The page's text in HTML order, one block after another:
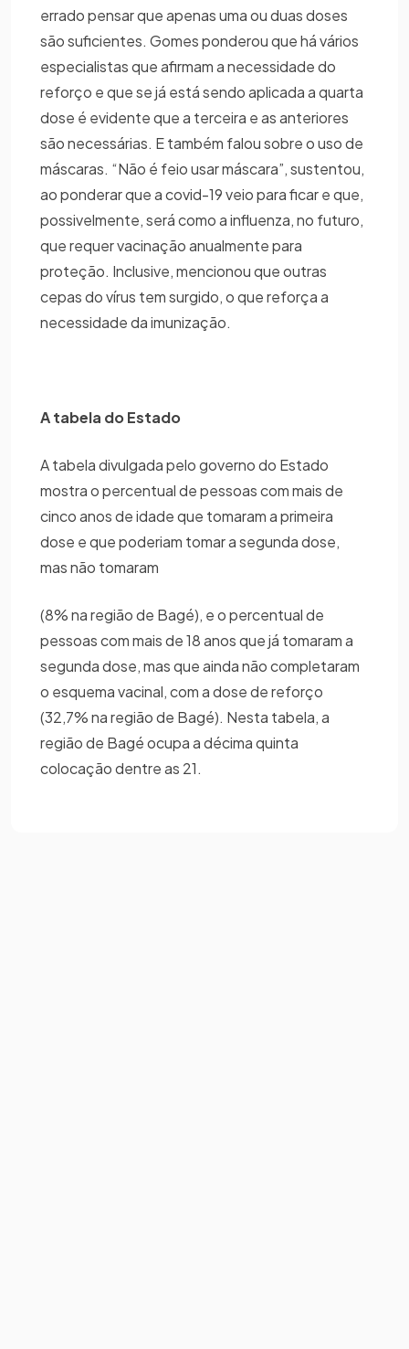
errado pensar que apenas uma ou duas doses
são suficientes. Gomes ponderou que há vários
especialistas que afirmam a necessidade do
reforço e que se já está sendo aplicada a quarta
dose é evidente que a terceira e as anteriores
são necessárias. E também falou sobre o uso de
máscaras. “Não é feio usar máscara”, sustentou,
ao ponderar que a covid-19 veio para ficar e que,
possivelmente, será como a influenza, no futuro,
que requer vacinação anualmente para
proteção. Inclusive, mencionou que outras
cepas do vírus tem surgido, o que reforça a
necessidade da imunização.
A tabela do Estado
A tabela divulgada pelo governo do Estado
mostra o percentual de pessoas com mais de
cinco anos de idade que tomaram a primeira
dose e que poderiam tomar a segunda dose,
mas não tomaram
(8% na região de Bagé), e o percentual de
pessoas com mais de 18 anos que já tomaram a
segunda dose, mas que ainda não completaram
o esquema vacinal, com a dose de reforço
(32,7% na região de Bagé). Nesta tabela, a
região de Bagé ocupa a décima quinta
colocação dentre as 21.